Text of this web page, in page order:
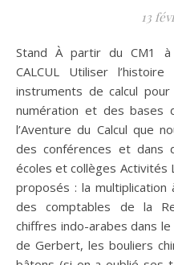
13
Stand À partir du CM1 à la sixième L’AVENTURE DU
CALCUL Utiliser
instruments de calcul
numération et des bases
l’Aventure du Calcul que
des conférences et dans
écoles et collèges Activités
proposés : la
des comptables de la
chiffres indo-arabes dans le
de Gerbert, les bouliers